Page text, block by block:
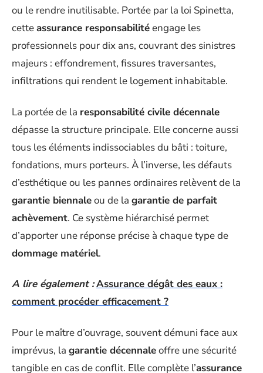
ou le rendre inutilisable. Portée par la loi Spinetta,
cetteassurance responsabilitéengage les
professionnels pour dix ans, couvrant des sinistres
majeurs : effondrement, fissures traversantes,
infiltrations qui rendent le logement inhabitable.
La portée de la responsabilité civile décennale
dépasse la structure principale. Elle concerne aussi
tous les éléments indissociables du bâti : toiture,
fondations, murs porteurs. À l’inverse, les défauts
d’esthétique ou les pannes ordinaires relèvent de la
garantie biennaleou de la garantie de parfait
achèvement. Ce système hiérarchisé permet
d’apporter une réponse précise à chaque type de
dommage matériel.
A lire également :Assurance dégât des eaux :
comment procéder efficacement ?
Pour le maître d’ouvrage, souvent démuni face aux
imprévus, la garantie décennaleoffre une sécurité
tangible en cas de conflit. Elle complète l’assurance